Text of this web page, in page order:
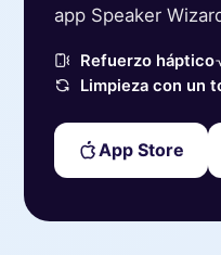
app Speaker
Refuerzo háptico
Limpieza con un
App Store